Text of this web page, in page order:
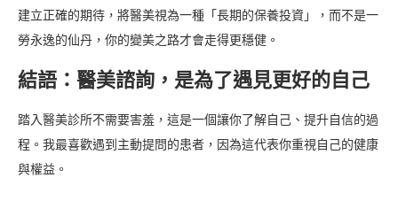
建立正確的期待，將醫美視為一種「長期的保養投資」，而不是一
勞永逸的仙丹，你的變美之路才會走得更穩健。
結語：醫美諮詢，是為了遇見更好的自己
踏入醫美診所不需要害羞，這是一個讓你了解自己、提升自信的過
程。我最喜歡遇到主動提問的患者，因為這代表你重視自己的健康
與權益。